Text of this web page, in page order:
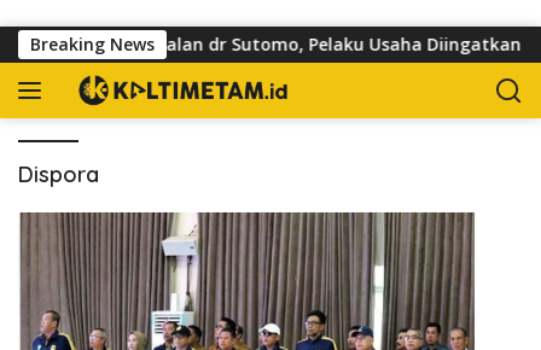
Breaking News
Trotoar di Jalan dr Sutomo, Pelaku Usaha Diingatkan
Dispora